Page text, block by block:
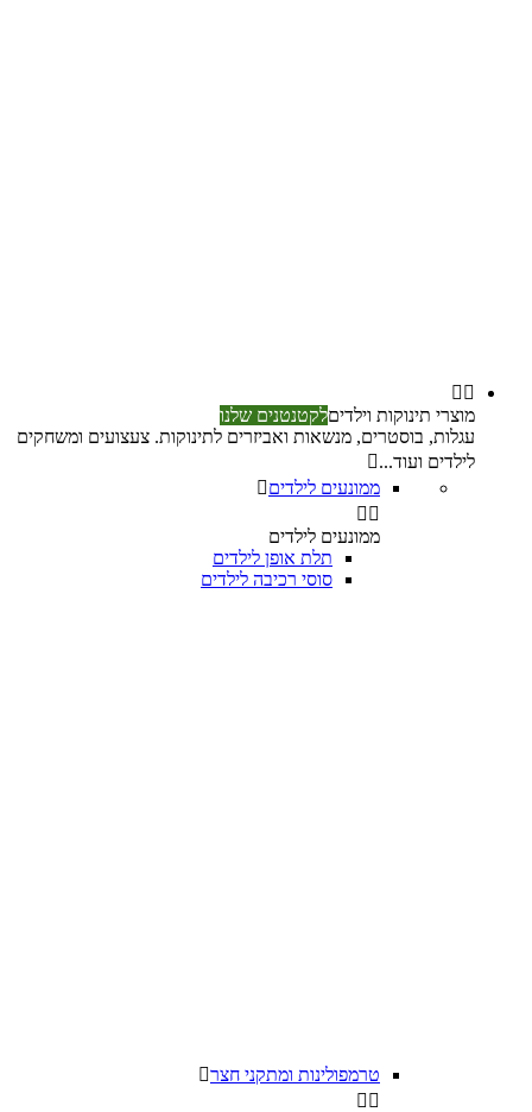
 
מוצרי תינוקות וילדיםלקטנטנים שלנו
עגלות, בוסטרים, מנשאות ואביזרים לתינוקות. צעצועים ומשחקים
לילדים ועוד...
ממונעים לילדים
 
ממונעים לילדים
תלת אופן לילדים
סוסי רכיבה לילדים
טרמפולינות ומתקני חצר
 